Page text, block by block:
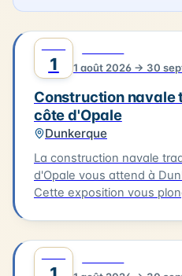
1 1 août 2026 → 30
Construction navale
côte d'Opale
Dunkerque
La construction navale
d'Opale vous attend à
Cette exposition vous
Vous découvrirez les
construction d'un bateau,